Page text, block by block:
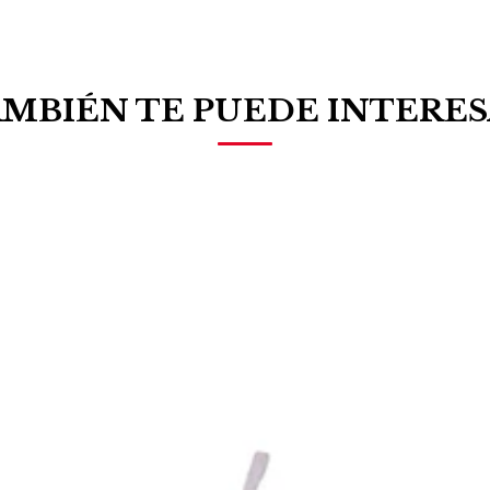
TE PUEDE